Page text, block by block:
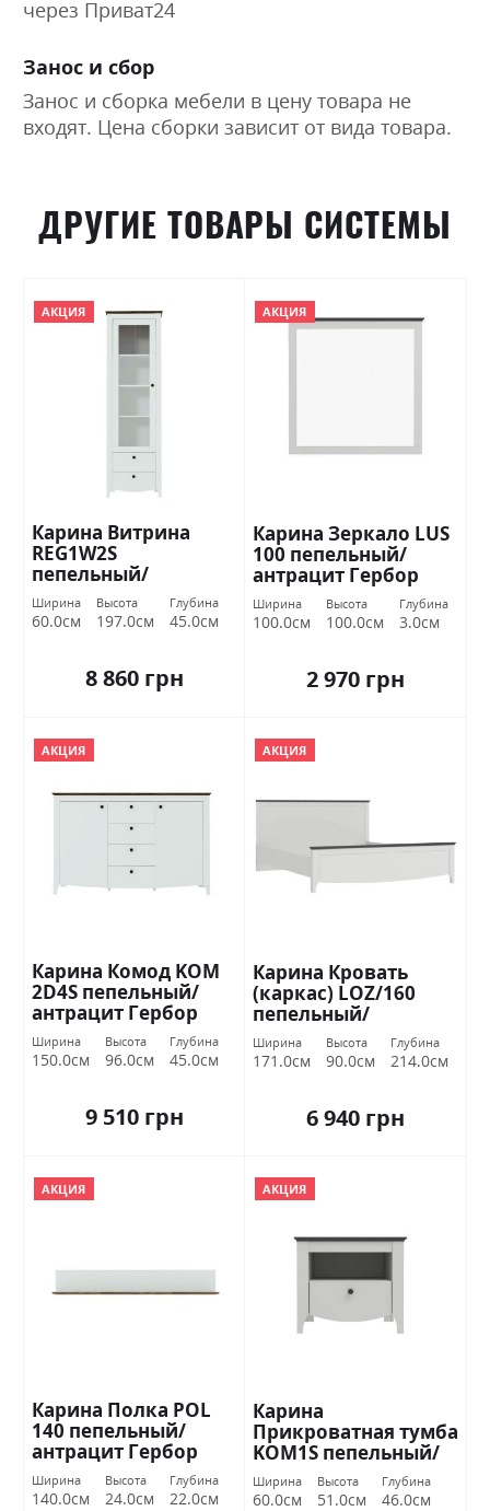
через Приват24
Занос и сбор
Занос и сборка мебели в цену товара не
входят. Цена сборки зависит от вида товара.
ДРУГИЕ ТОВАРЫ СИСТЕМЫ
АКЦИЯ
Карина Витрина
REG1W2S
пепельный/
антрацит Гербор
Ширина
60.0см
Высота
197.0см
Глубина
45.0см
8 860 грн
АКЦИЯ
Карина Зеркало LUS
100 пепельный/
антрацит Гербор
Ширина
100.0см
Высота
100.0см
Глубина
3.0см
2 970 грн
АКЦИЯ
Карина Комод KOM
2D4S пепельный/
антрацит Гербор
Ширина
150.0см
Высота
96.0см
Глубина
45.0см
9 510 грн
АКЦИЯ
Карина Кровать
(каркас) LOZ/160
пепельный/
антрацит Гербор
Ширина
171.0см
Высота
90.0см
Глубина
214.0см
6 940 грн
АКЦИЯ
Карина Полка POL
140 пепельный/
антрацит Гербор
Ширина
140.0см
Высота
24.0см
Глубина
22.0см
АКЦИЯ
Карина
Прикроватная тумба
KOM1S пепельный/
антрацит Гербор
Ширина
60.0см
Высота
51.0см
Глубина
46.0см